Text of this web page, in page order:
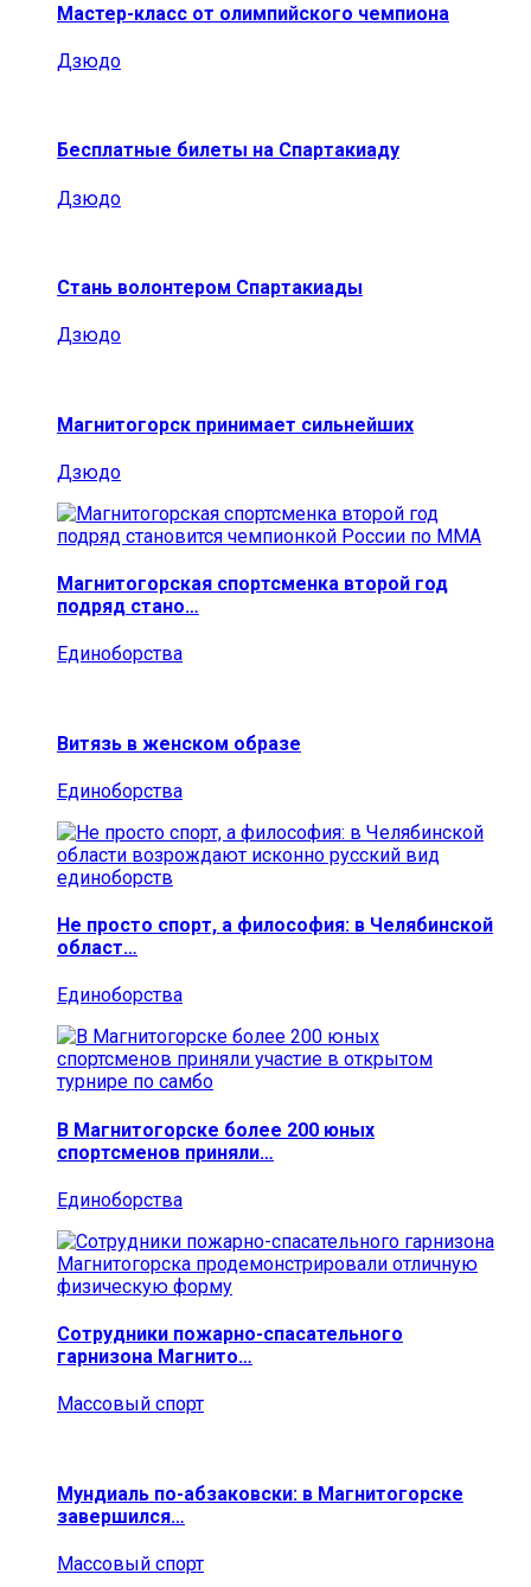
Мастер-класс от олимпийского чемпиона
Дзюдо
Бесплатные билеты на Спартакиаду
Дзюдо
Стань волонтером Спартакиады
Дзюдо
Магнитогорск принимает сильнейших
Дзюдо
Магнитогорская спортсменка второй год
подряд стано…
Единоборства
Витязь в женском образе
Единоборства
Не просто спорт, а философия: в Челябинской
област…
Единоборства
В Магнитогорске более 200 юных
спортсменов приняли…
Единоборства
Сотрудники пожарно-спасательного
гарнизона Магнито…
Массовый спорт
Мундиаль по-абзаковски: в Магнитогорске
завершился…
Массовый спорт